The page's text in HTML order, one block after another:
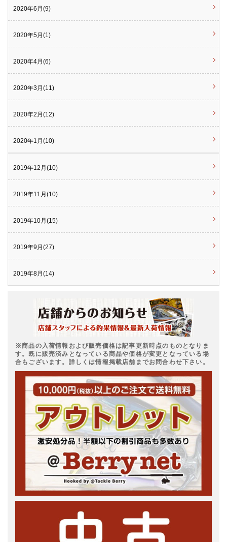
2020年6月(9)
2020年5月(1)
2020年4月(6)
2020年3月(11)
2020年2月(12)
2020年1月(10)
2019年12月(10)
2019年11月(10)
2019年10月(15)
2019年9月(27)
2019年8月(14)
※商品の入荷情報および販売価格は記事更新時点のものとなりま
す。既に販売済みとなっている商品や価格が変更となっている場
合もございます。詳しくは情報掲載店舗までお問合わせ下さい。